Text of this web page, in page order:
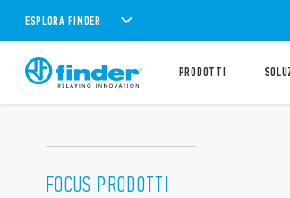
ESPLORA FINDER
PRODOTTI
FOCUS PRODOTTI